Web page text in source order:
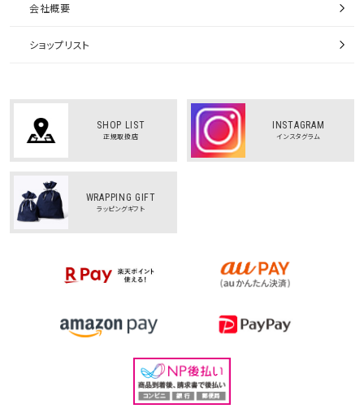
会社概要
ショップリスト
SHOP LIST
正規取扱店
INSTAGRAM
インスタグラム
WRAPPING GIFT
ラッピングギフト